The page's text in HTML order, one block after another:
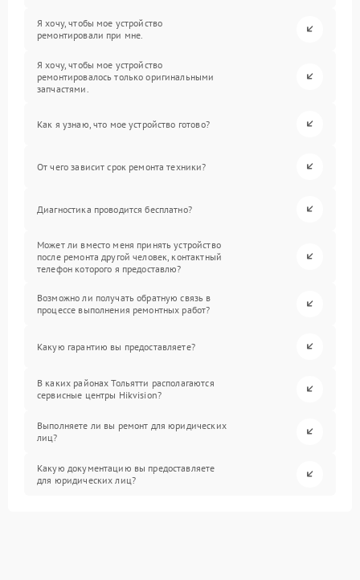
Я хочу, чтобы мое устройство
ремонтировали при мне.
Я хочу, чтобы мое устройство
ремонтировалось только оригинальными
запчастями.
Как я узнаю, что мое устройство готово?
От чего зависит срок ремонта техники?
Диагностика проводится бесплатно?
Может ли вместо меня принять устройство
после ремонта другой человек, контактный
телефон которого я предоставлю?
Возможно ли получать обратную связь в
процессе выполнения ремонтных работ?
Какую гарантию вы предоставляете?
В каких районах Тольятти располагаются
сервисные центры Hikvision?
Выполняете ли вы ремонт для юридических
лиц?
Какую документацию вы предоставляете
для юридических лиц?